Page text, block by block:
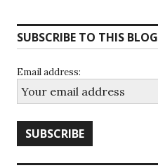
SUBSCRIBE TO THIS BLOG
Email address: